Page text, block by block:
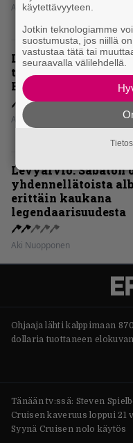
Aki Nuopponen
Levyarvio: Onko
täydellisintä
Beastia?
Aki Nuopponen
Levyarvio: Sabaton
yhdennellätoista
erittäin kaukana
legendaarisuudesta
Aki Nuopponen
Ohjaaja lähti kalppimaan
dollaria tuottaneen
Tänään tv:ssä: Steven
Cruisen kaveruus loppui 21
Syynä Cruisen nolo käytös
käytettävyyteen.
Jotkin teknologiamme
suostumusta, jos niillä
vastustaa tätä tai
seuraavalla välilehdellä.